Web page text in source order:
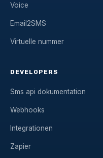
Voice
Email2SMS
Virtuelle nummer
DEVELOPERS
Sms api dokumentation
Webhooks
Integrationen
Zapier